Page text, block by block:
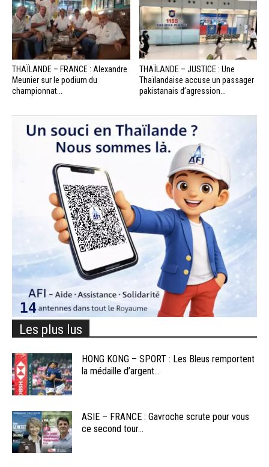
THAÏLANDE – FRANCE : Alexandre
Meunier sur le podium du
championnat...
THAÏLANDE – JUSTICE : Une
Thaïlandaise accuse un passager
pakistanais d’agression...
Les plus lus
HONG KONG – SPORT : Les Bleus remportent
la médaille d’argent...
ASIE – FRANCE : Gavroche scrute pour vous
ce second tour...